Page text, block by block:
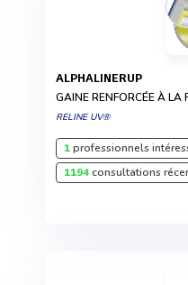
ALPHALINERUP
GAINE RENFORCÉE À LA
RELINE UV®
1professionnels
1194consultations